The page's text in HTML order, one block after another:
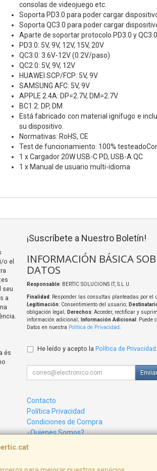
consolas de videojuego etc.
Soporta PD3.0 para poder cargar
Soporta QC3.0 para poder cargar
Aparte de soportar protocolo PD3.0 y
PD3.0: 5V, 9V, 12V, 15V, 20V
QC3.0: 3.6V-12V (0.2V/paso)
QC2.0: 5V, 9V, 12V
HUAWEI SCP/FCP: 5V, 9V
SAMSUNG AFC: 5V, 9V
APPLE 2.4A: DP=2.7V, DM=2.7V
BC1.2: DP, DM
Está fabricado con material ignífugo e
su dispositivo.
Normativas: RoHS, CE
Test de funcionamiento: 100%
1 x Cargador 20W USB-C PD, USB-A QC
1 x Manual de usuario multi-idioma
o el
seu
a
és
¡Suscríbete a Nuestro Boletín!
INFORMACIÓN BÁSICA
DATOS
Responsable: BERTIC SOLUCIONS IT, S.L.U.
Finalidad: Responder las consultas planteadas por
Legitimación: Consentimiento del usuario;
obligación legal; Derechos: Acceder, rectificar y
información adicional;
Información Adicional : Puede
Datos en nuestra Política de Privacidad.
He leído y acepto la Política de Privacidad .
Enviar
Contacto
Política Privacidad
Condiciones de Compra
¿Quienes Somos?